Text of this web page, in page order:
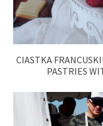
CIASTKA
PASTRIES